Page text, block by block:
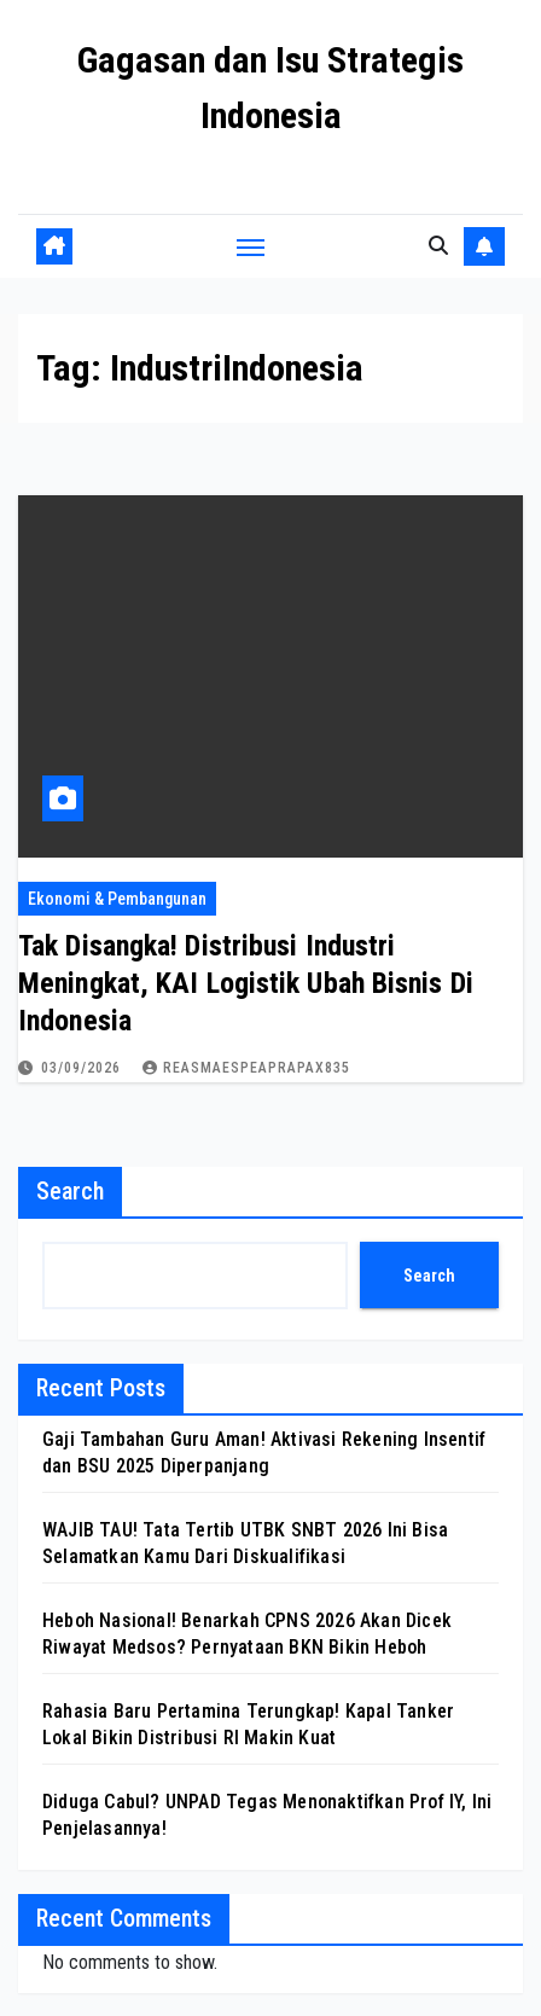
Gagasan dan Isu Strategis
Indonesia
Tag: IndustriIndonesia
Ekonomi & Pembangunan
Tak Disangka! Distribusi Industri
Meningkat, KAI Logistik Ubah Bisnis Di
Indonesia
03/09/2026 REASMAESPEAPRAPAX835
Search
Search
Recent Posts
Gaji Tambahan Guru Aman! Aktivasi Rekening Insentif
dan BSU 2025 Diperpanjang
WAJIB TAU! Tata Tertib UTBK SNBT 2026 Ini Bisa
Selamatkan Kamu Dari Diskualifikasi
Heboh Nasional! Benarkah CPNS 2026 Akan Dicek
Riwayat Medsos? Pernyataan BKN Bikin Heboh
Rahasia Baru Pertamina Terungkap! Kapal Tanker
Lokal Bikin Distribusi RI Makin Kuat
Diduga Cabul? UNPAD Tegas Menonaktifkan Prof IY, Ini
Penjelasannya!
Recent Comments
No comments to show.